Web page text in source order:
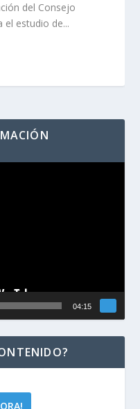
EL ÁRBOL DE LA
BIOLÓGICA:
DEL
UN
del Consejo
el estudio de...
04:15